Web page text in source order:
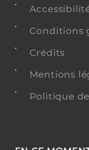
Conditions
Crédits
Mentions
Politique